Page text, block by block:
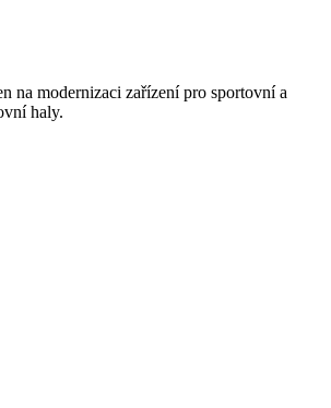
na modernizaci zařízení pro sportovní a
haly.